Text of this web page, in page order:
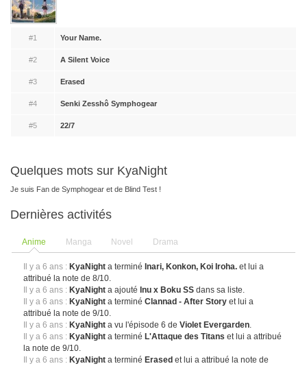
#1 Your Name.
#2 A Silent Voice
#3 Erased
#4 Senki Zesshô Symphogear
#5 22/7
Quelques mots sur KyaNight
Je suis Fan de Symphogear et de Blind Test !
Dernières activités
Anime Manga Novel Drama
Il y a 6 ans : KyaNight a terminé Inari, Konkon, Koi Iroha. et lui a
attribué la note de 8/10.
Il y a 6 ans : KyaNight a ajouté Inu x Boku SS dans sa liste.
Il y a 6 ans : KyaNight a terminéClannad - After Story et lui a
attribué la note de 9/10.
Il y a 6 ans : KyaNight a vu l'épisode 6 deViolet Evergarden.
Il y a 6 ans : KyaNight a terminé L'Attaque des Titans et lui a attribué
la note de 9/10.
Il y a 6 ans : KyaNight a terminé Erased et lui a attribué la note de